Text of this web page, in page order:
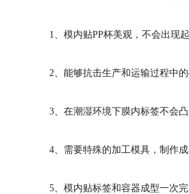
1、模内贴PP杯美观，不会出现
2、能够抗击生产和运输过程中
3、在潮湿环境下膜内标签不会凸
4、需要特殊的加工模具，制作
5、模内贴标签和容器成型一次